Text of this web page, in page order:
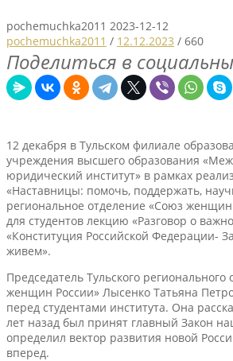
pochemuchka2011 2023-12-12
pochemuchka2011 / 12.12.2023 / 660
Поделиться в
12 декабря в Тульском филиале
учреждения высшего образования
юридический институт» в рамках
«Наставницы: помочь, поддержать,
региональное отделение «Союз
для студентов лекцию «Разговор о
«Конституция Российской Федерации-
живем».
Председатель Тульского
женщин России» Лысенко Татьяна
перед студентами института. Она
лет назад был принят главный Закон
определил вектор развития новой
вперед.